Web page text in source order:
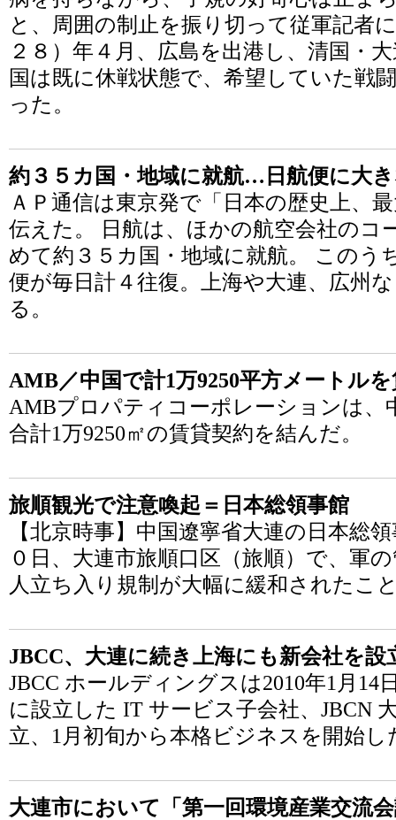
と、周囲の制止を振り切って従軍記者
２８）年４月、広島を出港し、清国・
国は既に休戦状態で、希望していた戦
った。
約３５カ国・地域に就航…日航便に大
ＡＰ通信は東京発で「日本の歴史上、
伝えた。 日航は、ほかの航空会社のコ
めて約３５カ国・地域に就航。 このう
便が毎日計４往復。上海や大連、広州
る。
AMB／中国で計1万9250平方メートル
AMBプロパティコーポレーションは、
合計1万9250㎡の賃貸契約を結んだ。
旅順観光で注意喚起＝日本総領事館
【北京時事】中国遼寧省大連の日本総
０日、大連市旅順口区（旅順）で、軍
人立ち入り規制が大幅に緩和されたこ
JBCC、大連に続き上海にも新会社を設
JBCC ホールディングスは2010年1月14
に設立した IT サービス子会社、JBCN
立、1月初旬から本格ビジネスを開始
大連市において「第一回環境産業交流